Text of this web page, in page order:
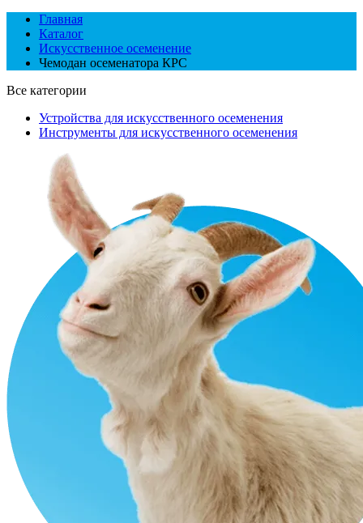
Главная
Каталог
Искусственное осеменение
Чемодан осеменатора КРС
Все категории
Устройства для искусственного осеменения
Инструменты для искусственного осеменения